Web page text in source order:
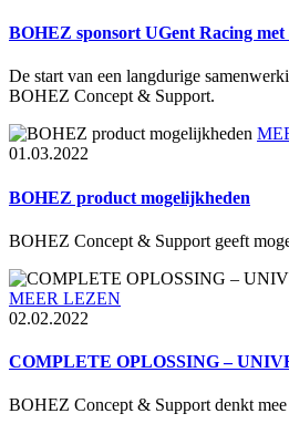
BOHEZ sponsort UGent Racing met
De start van een langdurige
BOHEZ Concept & Support.
01.03.2022
BOHEZ product mogelijkheden
BOHEZ Concept & Support geeft
MEER LEZEN
02.02.2022
COMPLETE OPLOSSING –
BOHEZ Concept & Support denkt mee